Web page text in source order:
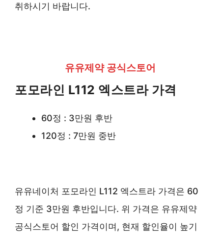
취하시기 바랍니다.
유유제약 공식스토어
포모라인 L112 엑스트라 가격
60정 : 3만원 후반
120정 : 7만원 중반
유유네이처 포모라인 L112 엑스트라 가격은 60
정 기준 3만원 후반입니다. 위 가격은 유유제약
공식스토어 할인 가격이며, 현재 할인율이 높기